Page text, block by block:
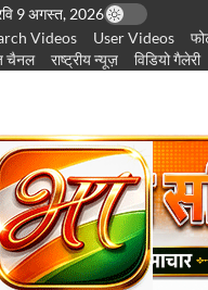
9 अगस्त, 2026
Videos User Videos
चैनल
राष्ट्रीय न्यूज़ विडियो गैलेरी